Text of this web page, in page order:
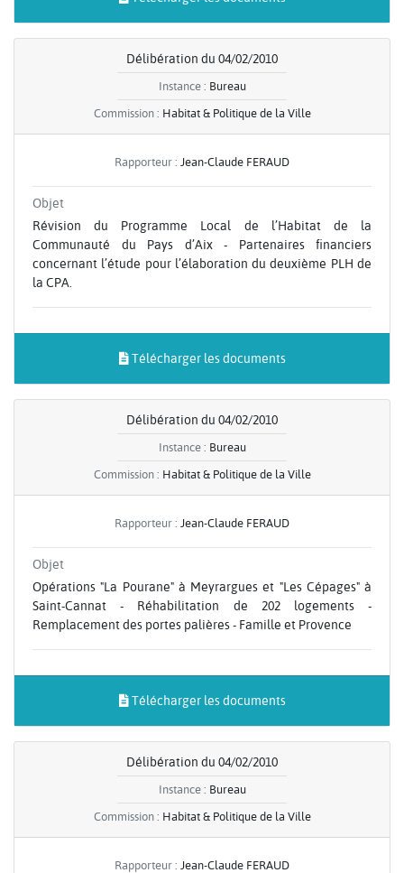
Délibération du 04/02/2010
Instance : Bureau
Commission : Habitat & Politique de la Ville
Rapporteur : Jean-Claude FERAUD
Objet
Révision du Programme Local de l’Habitat de la
Communauté du Pays d’Aix - Partenaires financiers
concernant l’étude pour l’élaboration du deuxième PLH de
la CPA.
Télécharger les documents
Délibération du 04/02/2010
Instance : Bureau
Commission : Habitat & Politique de la Ville
Rapporteur : Jean-Claude FERAUD
Objet
Opérations "La Pourane" à Meyrargues et "Les Cépages" à
Saint-Cannat - Réhabilitation de 202 logements -
Remplacement des portes palières - Famille et Provence
Télécharger les documents
Délibération du 04/02/2010
Instance : Bureau
Commission : Habitat & Politique de la Ville
Rapporteur : Jean-Claude FERAUD